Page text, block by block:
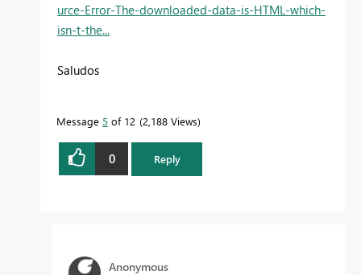
urce-Error-The-downloaded-data-is-HTML-which-
isn-t-the...
Saludos
Message 5 of 12 2,188 Views
0 Reply
Anonymous